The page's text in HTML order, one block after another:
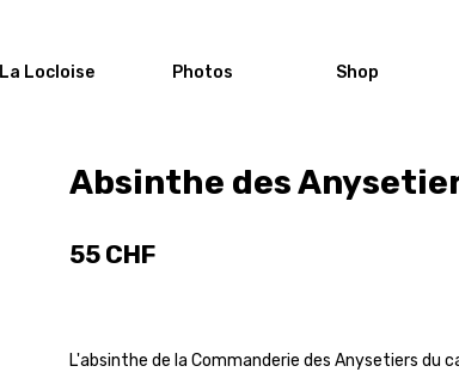
La Locloise Photos Shop
Absinthe des
55 CHF
L'absinthe de la Commanderie des Anysetiers du